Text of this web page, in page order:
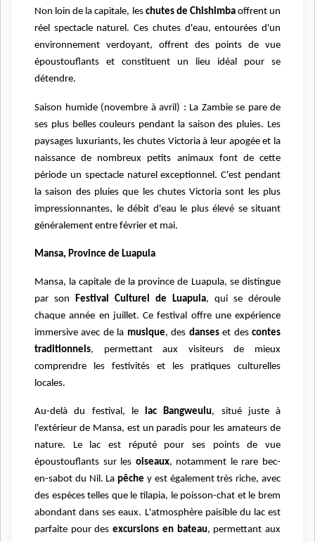
Non loin de la capitale, les chutes de Chishimbaoffrent un
réel spectacle naturel. Ces chutes d'eau, entourées d'un
environnement verdoyant, offrent des points de vue
époustouflants et constituent un lieu idéal pour se
détendre.
Saison humide (novembre à avril) : La Zambie se pare de
ses plus belles couleurs pendant la saison des pluies. Les
paysages luxuriants, les chutes Victoria à leur apogée et la
naissance de nombreux petits animaux font de cette
période un spectacle naturel exceptionnel. C'est pendant
la saison des pluies que les chutes Victoria sont les plus
impressionnantes, le débit d'eau le plus élevé se situant
généralement entre février et mai.
Mansa, Province de Luapula
Mansa, la capitale de la province de Luapula, se distingue
par son Festival Culturel de Luapula, qui se déroule
chaque année en juillet. Ce festival offre une expérience
immersive avec de la musique, des danseset descontes
traditionnels, permettant aux visiteurs de mieux
comprendre les festivités et les pratiques culturelles
locales.
Au-delà du festival, lelac Bangweulu, situé juste à
l'extérieur de Mansa, est un paradis pour les amateurs de
nature. Le lac est réputé pour ses points de vue
époustouflants sur les oiseaux, notamment le rare bec-
en-sabot du Nil. Lapêchey est également très riche, avec
des espèces telles que le tilapia, le poisson-chat et le brem
abondant dans ses eaux. L'atmosphère paisible du lac est
parfaite pour des excursions en bateau, permettant aux